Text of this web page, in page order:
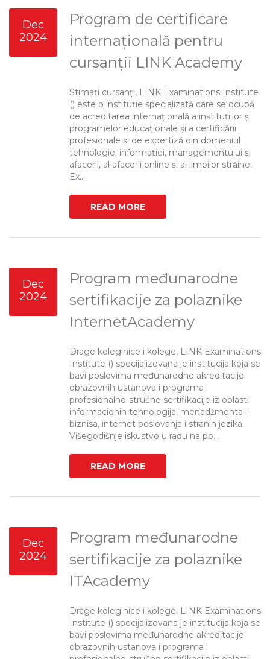
Dec
2024
Program de certificare
internațională pentru
cursanții LINK Academy
Stimați cursanți, LINK Examinations Institute
() este o instituție specializată care se ocupă
de acreditarea internațională a instituțiilor și
programelor educaționale și a certificării
profesionale și de expertiză din domeniul
tehnologiei informației, managementului și
afacerii, al afacerii online și al limbilor străine.
Ex...
READ MORE
Dec
2024
Program međunarodne
sertifikacije za polaznike
InternetAcademy
Drage koleginice i kolege, LINK Examinations
Institute () specijalizovana je institucija koja se
bavi poslovima međunarodne akreditacije
obrazovnih ustanova i programa i
profesionalno-stručne sertifikacije iz oblasti
informacionih tehnologija, menadžmenta i
biznisa, internet poslovanja i stranih jezika.
Višegodišnje iskustvo u radu na po...
READ MORE
Dec
2024
Program međunarodne
sertifikacije za polaznike
ITAcademy
Drage koleginice i kolege, LINK Examinations
Institute () specijalizovana je institucija koja se
bavi poslovima međunarodne akreditacije
obrazovnih ustanova i programa i